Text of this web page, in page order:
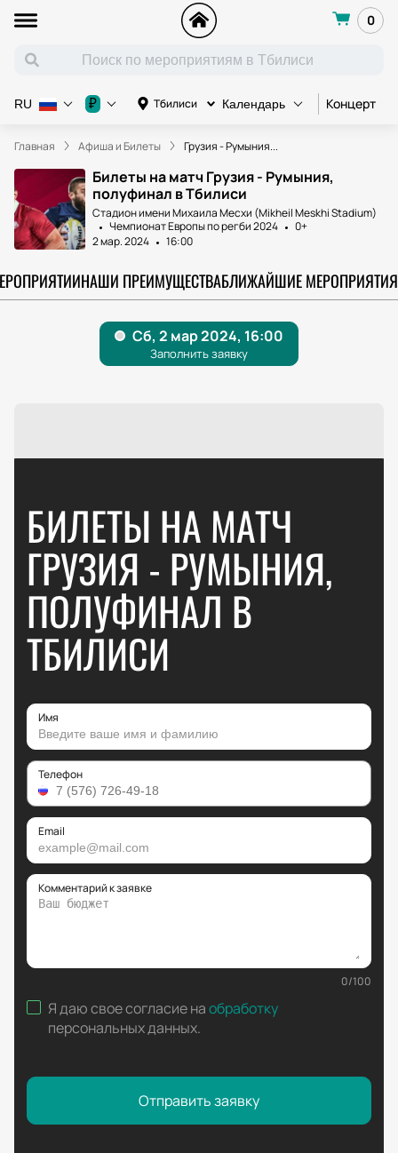
0
Тбилиси Календарь Концерт
RU ₽
Главная Афиша и Билеты Грузия - Румыния...
Билеты на матч Грузия - Румыния,
полуфинал в Тбилиси
Стадион имени Михаила Месхи (Mikheil Meskhi Stadium)
Чемпионат Европы по регби 2024
0+
2 мар. 2024
16:00
НАШИ ПРЕИМУЩЕСТВАБЛИЖАЙШИЕ МЕРОПРИЯТИЯ
БИЛЕТЫ НА МАТЧ
ГРУЗИЯ - РУМЫНИЯ,
ПОЛУФИНАЛ В
ТБИЛИСИ
Имя
Телефон
Email
Комментарий к заявке
0/100
Я даю свое согласие наобработку
персональных данных.
Отправить заявку